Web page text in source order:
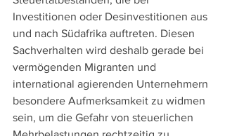
Investitionen oder Desinvestitionen aus
und nach Südafrika auftreten. Diesen
Sachverhalten wird deshalb gerade bei
vermögenden Migranten und
international agierenden Unternehmern
besondere Aufmerksamkeit zu widmen
sein, um die Gefahr von steuerlichen